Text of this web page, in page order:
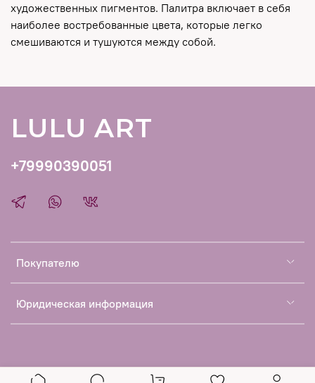
художественных пигментов. Палитра включает в себя
наиболее востребованные цвета, которые легко
смешиваются и тушуются между собой.
Покупателю
Юридическая информация
+79990390051
LULU ART